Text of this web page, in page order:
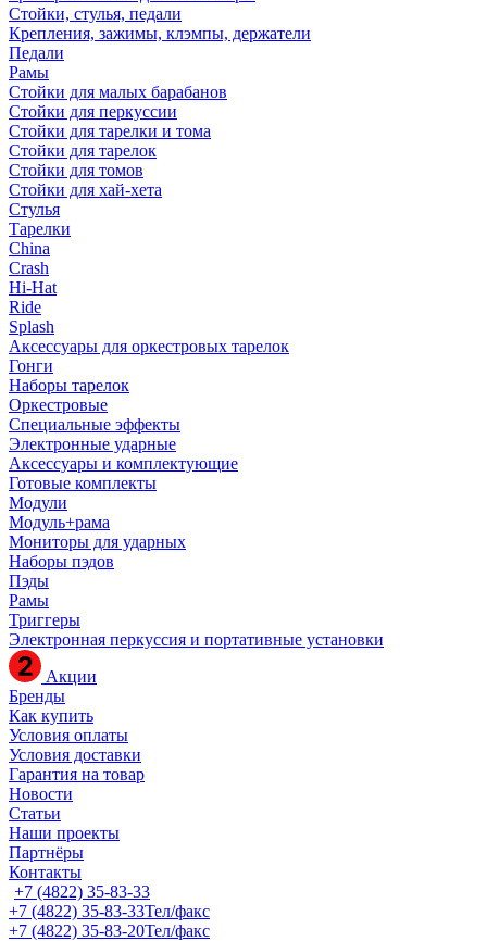
Стойки, стулья, педали
Крепления, зажимы, клэмпы, держатели
Педали
Рамы
Стойки для малых барабанов
Стойки для перкуссии
Стойки для тарелки и тома
Стойки для тарелок
Стойки для томов
Стойки для хай-хета
Стулья
Тарелки
China
Crash
Hi-Hat
Ride
Splash
Аксессуары для оркестровых тарелок
Гонги
Наборы тарелок
Оркестровые
Специальные эффекты
Электронные ударные
Аксессуары и комплектующие
Готовые комплекты
Модули
Модуль+рама
Мониторы для ударных
Наборы пэдов
Пэды
Рамы
Триггеры
Электронная перкуссия и портативные установки
Акции
Бренды
Как купить
Условия оплаты
Условия доставки
Гарантия на товар
Новости
Статьи
Наши проекты
Партнёры
Контакты
+7 (4822) 35-83-33
+7 (4822) 35-83-33Тел/факс
+7 (4822) 35-83-20Тел/факс